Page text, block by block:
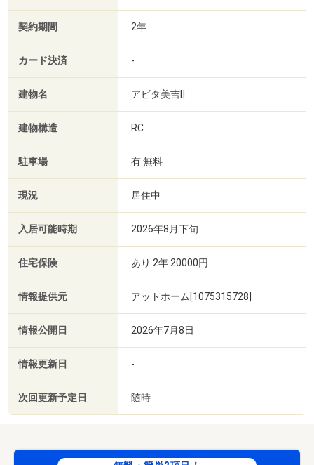
契約期間 2年
カード決済 -
建物名 アビタ美吉Ⅱ
建物構造 RC
駐車場 有 無料
現況 居住中
入居可能時期 2026年8月下旬
住宅保険 あり 2年 20000円
情報提供元 アットホーム[1075315728]
情報公開日 2026年7月8日
情報更新日 -
次回更新予定日 随時